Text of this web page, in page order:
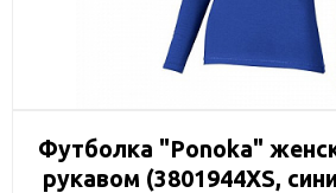
Футболка "Ponoka"
рукавом (3801944XS,